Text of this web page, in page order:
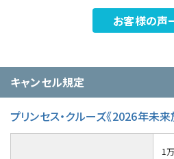
お客様の声
キャンセル規定
プリンセス・クルーズ《2026年未
1